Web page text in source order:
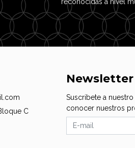
C
Newsletter
Suscribete a
conocer nuestros